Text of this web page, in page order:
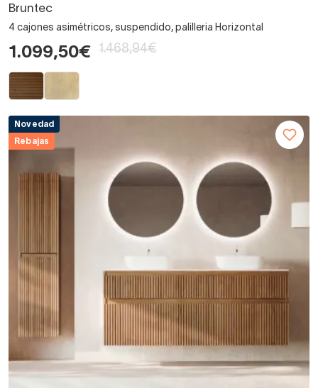
Bruntec
4 cajones asimétricos, suspendido, palilleria Horizontal
1.099,50€ 1.468,94€
Novedad
Rebajas